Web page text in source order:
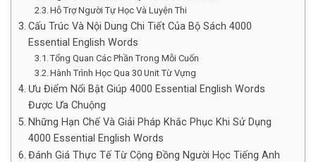
Hỗ Trợ Người Tự Học Và Luyện Thi
Cấu Trúc Và Nội Dung Chi Tiết Của Bộ Sách 4000
Essential English Words
Tổng Quan Các Phần Trong Mỗi Cuốn
Hành Trình Học Qua 30 Unit Từ Vựng
Ưu Điểm Nổi Bật Giúp 4000 Essential English Words
Được Ưa Chuộng
Những Hạn Chế Và Giải Pháp Khắc Phục Khi Sử Dụng
4000 Essential English Words
Đánh Giá Thực Tế Từ Cộng Đồng Người Học Tiếng Anh